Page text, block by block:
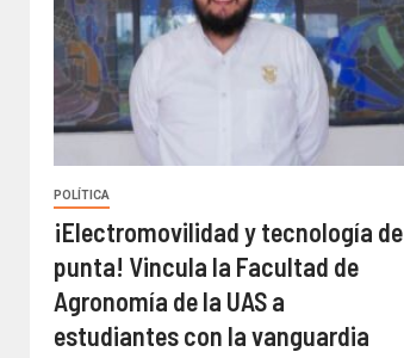
POLÍTICA
¡Electromovilidad y tecnología de
punta! Vincula la Facultad de
Agronomía de la UAS a
estudiantes con la vanguardia